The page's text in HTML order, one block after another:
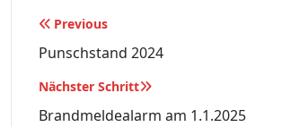
Beitragsnavigation
Previous
Punschstand 2024
Nächster Schritt
Brandmeldealarm am 1.1.2025